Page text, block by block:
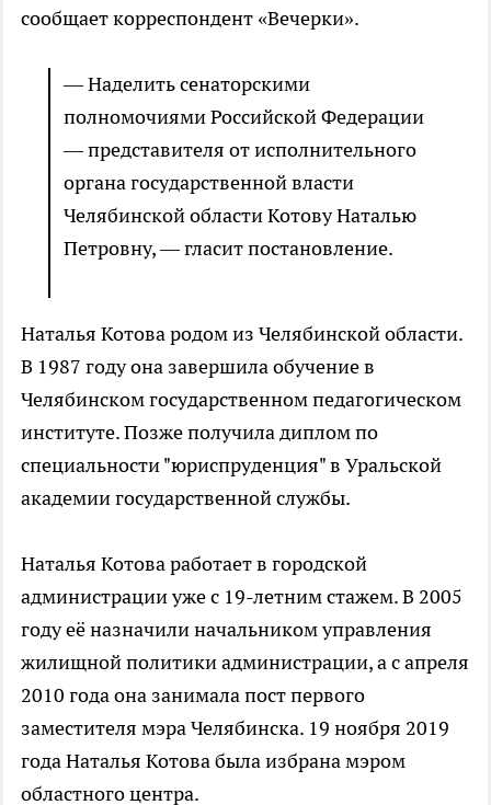
сообщает корреспондент «Вечерки».
— Наделить сенаторскими
полномочиями Российской Федерации
— представителя от исполнительного
органа государственной власти
Челябинской области Котову Наталью
Петровну, — гласит постановление.
Наталья Котова родом из Челябинской области.
В 1987 году она завершила обучение в
Челябинском государственном педагогическом
институте. Позже получила диплом по
специальности "юриспруденция" в Уральской
академии государственной службы.
Наталья Котова работает в городской
администрации уже с 19-летним стажем. В 2005
году её назначили начальником управления
жилищной политики администрации, а с апреля
2010 года она занимала пост первого
заместителя мэра Челябинска. 19 ноября 2019
года Наталья Котова была избрана мэром
областного центра.